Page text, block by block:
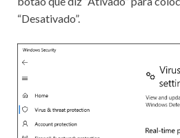
“Desativado”.